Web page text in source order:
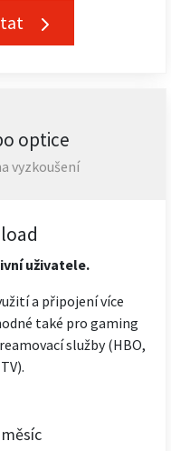
optice
vyzkoušení
uživatele.
a připojení více
také pro gaming
služby (HBO,